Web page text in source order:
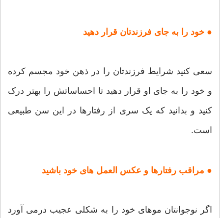
● خود را به جای فرزندتان قرار دهید
سعی کنید شرایط فرزندتان را در ذهن خود مجسم کرده
و خود را به جای او قرار دهید تا احساساتش را بهتر درک
کنید و بدانید که یک سری از رفتارها در این سن طبیعی
است.
● مراقب رفتارها و عکس العمل های خود باشید
اگر نوجوانتان موهای خود را به شکلی عجیب درمی آورد